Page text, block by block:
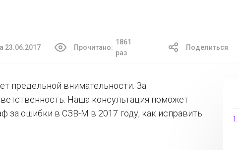
23.06.2017 Прочитано:
1861
раз
Поделиться
1.
предельной внимательности. За
Наша консультация поможет
за ошибки в СЗВ-М в 2017 году, как исправить